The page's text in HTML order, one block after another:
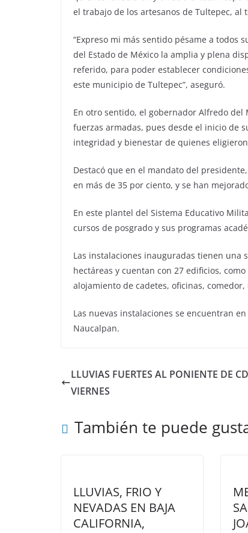
el trabajo de los artesanos de Tultepec,
“Expreso mi más sentido pésame a todos
del Estado de México la amplia y plena
referido, para poder establecer
este municipio de Tultepec”, aseguró.
En otro sentido, el gobernador Alfredo del
fuerzas armadas, pues desde el inicio de
integridad y bienestar de quienes
Destacó que en el mandato del
en más de 35 por ciento, y se han
En este plantel del Sistema Educativo
cursos de posgrado y sus programas
Las instalaciones inauguradas tienen una
hectáreas y cuentan con 27 edificios,
alojamiento de cadetes, oficinas,
Las nuevas instalaciones se encuentran
Naucalpan.
LLUVIAS FUERTES AL PONIENTE DE
VIERNES
También te puede
LLUVIAS, FRIO Y
NEVADAS EN BAJA
CALIFORNIA,